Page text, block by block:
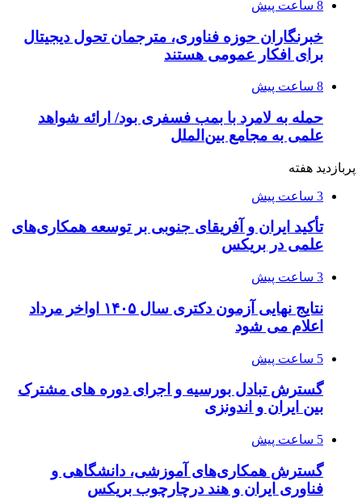
8 ساعت پیش
خبرنگاران حوزه فناوری، مترجمان تحول دیجیتال
برای افکار عمومی هستند
8 ساعت پیش
حمله به لامرد با بمب فسفری بود/ ارائه شواهد
علمی به مجامع بین‌الملل
پربازدید هفته
3 ساعت پیش
تأکید ایران و آفریقای جنوبی بر توسعه همکاری‌های
علمی در بریکس
3 ساعت پیش
نتایج نهایی آزمون دکتری سال ۱۴۰۵ اواخر مرداد
اعلام می شود
5 ساعت پیش
گسترش تبادل بورسیه و اجرای دوره های مشترک
بین ایران و اندونزی
5 ساعت پیش
گسترش همکاری‌های آموزشی، دانشگاهی و
فناوری ایران و هند درچارچوب بریکس